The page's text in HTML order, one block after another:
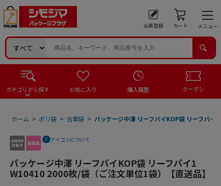
会員登録 カート メニュー
カテゴリから探す お気に入り 購入履歴 クーポン
ホーム > ポリ袋 > 合掌袋 > パッケージ中澤 リーフパイKOP袋 リーフパ
アイコンについて
パッケージ中澤 リーフパイKOP袋 リーフパイ1
W10410 2000枚/袋（ご注文単位1袋）【直送品】